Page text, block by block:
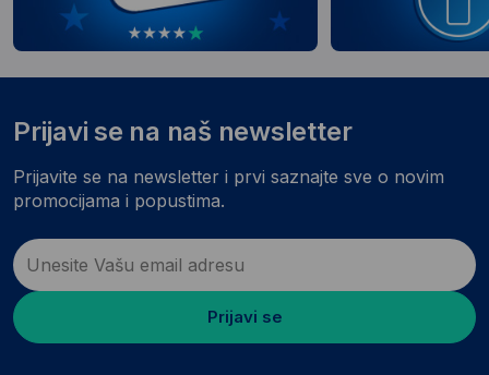
Prijavi se na naš newsletter
Prijavite se na newsletter i prvi saznajte sve o novim
promocijama i popustima.
Prijavi se